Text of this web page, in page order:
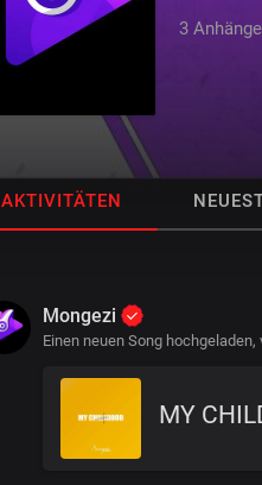
3
AKTIVITÄTEN
Mongezi
Einen neuen Song hochgeladen,
MY